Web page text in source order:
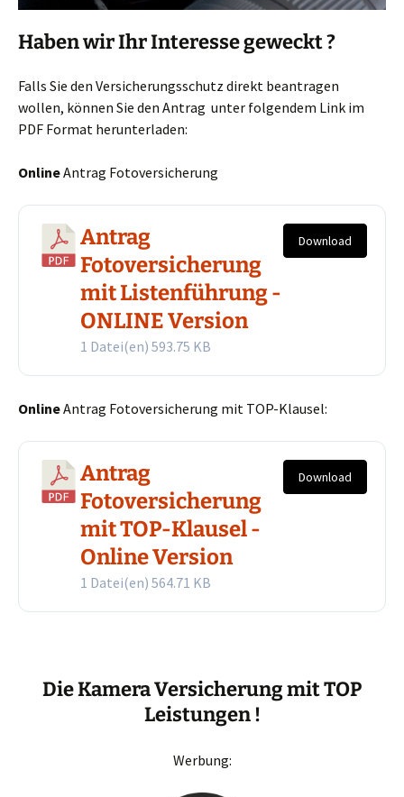
Haben wir Ihr Interesse geweckt ?
Falls Sie den Versicherungsschutz direkt beantragen
wollen, können Sie den Antrag unter folgendem Link im
PDF Format herunterladen:
OnlineAntrag Fotoversicherung
Antrag
Fotoversicherung
mit Listenführung -
ONLINE Version
1 Datei(en) 593.75 KB
Download
OnlineAntrag Fotoversicherung mit TOP-Klausel:
Antrag
Fotoversicherung
mit TOP-Klausel -
Online Version
1 Datei(en) 564.71 KB
Download
Die Kamera Versicherung mit TOP
Leistungen !
Werbung: